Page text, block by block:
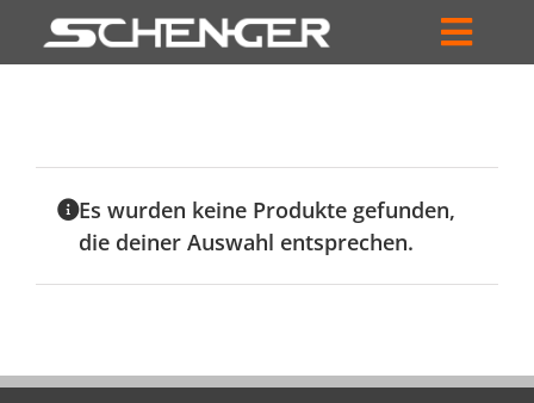
Inhalt
HÄNDLERSUCHE
Es wurden keine Produkte gefunden,
die deiner Auswahl entsprechen.